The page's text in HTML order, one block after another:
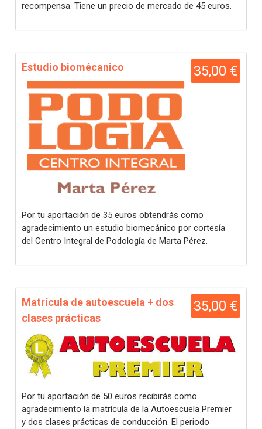
recompensa. Tiene un precio de mercado de 45 euros.
35,00 €
Estudio biomécanico
Por tu aportación de 35 euros obtendrás como
agradecimiento un estudio biomecánico por cortesía
del Centro Integral de Podología de Marta Pérez.
35,00 €
Matrícula de autoescuela + dos
clases prácticas
Por tu aportación de 50 euros recibirás como
agradecimiento la matrícula de la Autoescuela Premier
y dos clases prácticas de conducción. El periodo